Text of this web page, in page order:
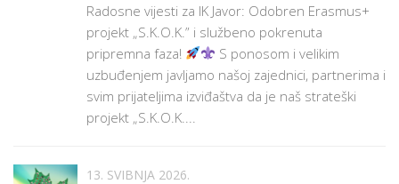
Radosne vijesti za IK Javor: Odobren Erasmus+
projekt „S.K.O.K.” i službeno pokrenuta
pripremna faza!
S ponosom i velikim
uzbuđenjem javljamo našoj zajednici, partnerima i
svim prijateljima izviđaštva da je naš strateški
projekt „S.K.O.K....
13. SVIBNJA 2026.